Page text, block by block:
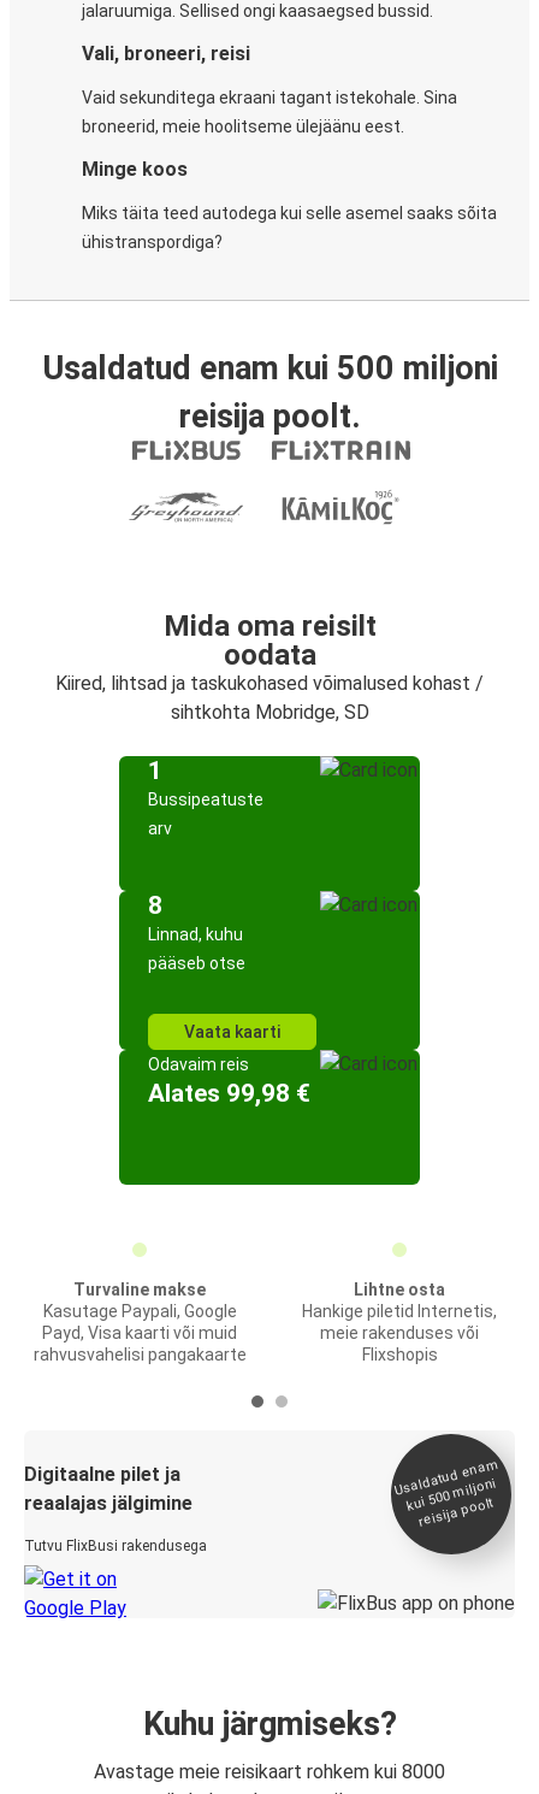
jalaruumiga. Sellised ongi kaasaegsed bussid.
Vali, broneeri, reisi
Vaid sekunditega ekraani tagant istekohale. Sina
broneerid, meie hoolitseme ülejäänu eest.
Minge koos
Miks täita teed autodega kui selle asemel saaks sõita
ühistranspordiga?
Usaldatud enam kui 500 miljoni
reisija poolt.
Mida oma reisilt
oodata
Kiired, lihtsad ja taskukohased võimalused kohast /
sihtkohta Mobridge, SD
1
Bussipeatuste
arv
8
Linnad, kuhu
pääseb otse
Vaata kaarti
Odavaim reis
Alates 99,98 €
Turvaline makse
Kasutage Paypali, Google
Payd, Visa kaarti või muid
rahvusvahelisi pangakaarte
Lihtne osta
Hankige piletid Internetis,
meie rakenduses või
Flixshopis
Digitaalne pilet ja
reaalajas jälgimine
Tutvu FlixBusi rakendusega
Usaldatud ena
m
kui 500
miljoni
reisija poolt
Kuhu järgmiseks?
Avastage meie reisikaart rohkem kui 8000